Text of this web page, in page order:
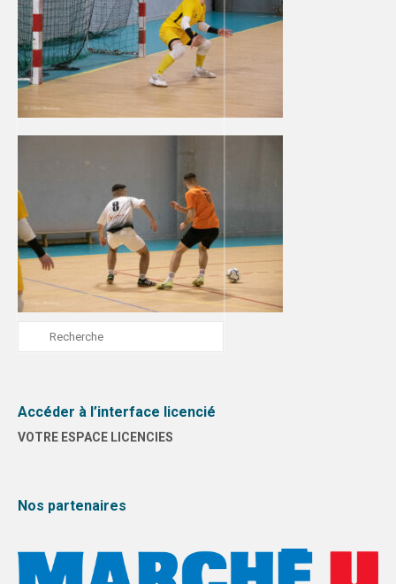
Accéder à l’interface licencié
VOTRE ESPACE LICENCIES
Nos partenaires